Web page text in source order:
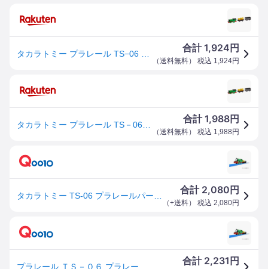
合計1,924 円
（送料無料） 税込 1,924円
合計1,988円
（送料無料） 税込 1,988 円
合計 2,080 円
（+送料） 税込 2,080円
合計 2,231 円